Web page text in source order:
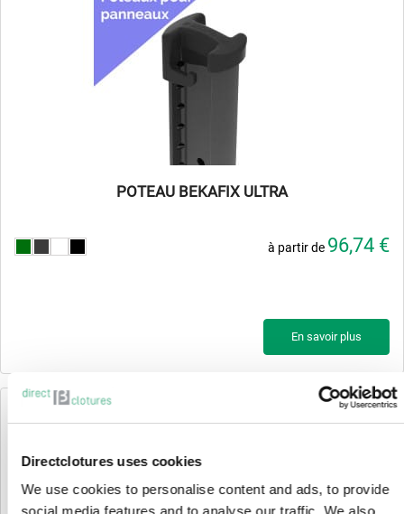
Directclotures uses cookies
We use cookies to personalise content and ads, to provide
social media features and to analyse our traffic. We also
POTEAU BEKAFIX ULTRA
à partir de 96,74 €
En savoir plus